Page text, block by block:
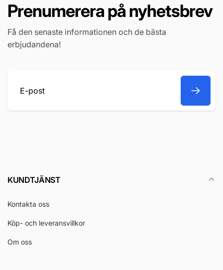
Prenumerera på nyhetsbrev
Få den senaste informationen och de bästa
erbjudandena!
E-
KUNDTJÄNST
Kontakta oss
Köp- och leveransvillkor
Om oss